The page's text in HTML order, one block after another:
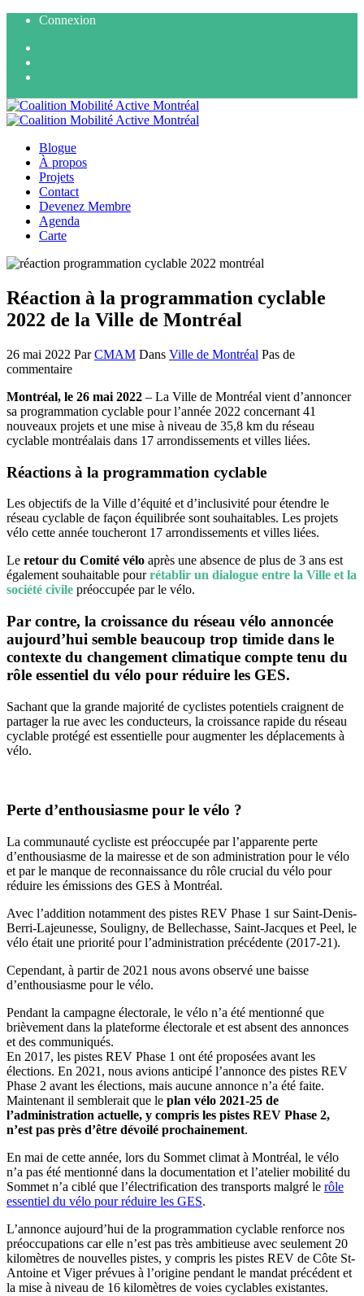
Connexion
Blogue
À propos
Projets
Contact
Devenez Membre
Agenda
Carte
Réaction à la programmation cyclable
2022 de la Ville de Montréal
26 mai 2022 ParCMAM Dans Ville de Montréal Pas de
commentaire
Montréal, le 26 mai 2022 – La Ville de Montréal vient d’annoncer
sa programmation cyclable pour l’année 2022 concernant 41
nouveaux projets et une mise à niveau de 35,8 km du réseau
cyclable montréalais dans 17 arrondissements et villes liées.
Réactions à la programmation cyclable
Les objectifs de la Ville d’équité et d’inclusivité pour étendre le
réseau cyclable de façon équilibrée sont souhaitables. Les projets
vélo cette année toucheront 17 arrondissements et villes liées.
Le retour du Comité vélo après une absence de plus de 3 ans est
également souhaitable pourrétablir un dialogue entre la Ville et la
société civile préoccupée par le vélo.
Par contre, la croissance du réseau vélo annoncée
aujourd’hui semble beaucoup trop timide dans le
contexte du changement climatique compte tenu du
rôle essentiel du vélo pour réduire les GES.
Sachant que la grande majorité de cyclistes potentiels craignent de
partager la rue avec les conducteurs, la croissance rapide du réseau
cyclable protégé est essentielle pour augmenter les déplacements à
vélo.
Perte d’enthousiasme pour le vélo ?
La communauté cycliste est préoccupée par l’apparente perte
d’enthousiasme de la mairesse et de son administration pour le vélo
et par le manque de reconnaissance du rôle crucial du vélo pour
réduire les émissions des GES à Montréal.
Avec l’addition notamment des pistes REV Phase 1 sur Saint-Denis-
Berri-Lajeunesse, Souligny, de Bellechasse, Saint-Jacques et Peel, le
vélo était une priorité pour l’administration précédente (2017-21).
Cependant, à partir de 2021 nous avons observé une baisse
d’enthousiasme pour le vélo.
Pendant la campagne électorale, le vélo n’a été mentionné que
brièvement dans la plateforme électorale et est absent des annonces
et des communiqués.
En 2017, les pistes REV Phase 1 ont été proposées avant les
élections. En 2021, nous avions anticipé l’annonce des pistes REV
Phase 2 avant les élections, mais aucune annonce n’a été faite.
Maintenant il semblerait que le plan vélo 2021-25 de
l’administration actuelle, y compris les pistes REV Phase 2,
n’est pas près d’être dévoilé prochainement.
En mai de cette année, lors du Sommet climat à Montréal, le vélo
n’a pas été mentionné dans la documentation et l’atelier mobilité du
Sommet n’a ciblé que l’électrification des transports malgré le rôle
essentiel du vélo pour réduire les GES.
L’annonce aujourd’hui de la programmation cyclable renforce nos
préoccupations car elle n’est pas très ambitieuse avec seulement 20
kilomètres de nouvelles pistes, y compris les pistes REV de Côte St-
Antoine et Viger prévues à l’origine pendant le mandat précédent et
la mise à niveau de 16 kilomètres de voies cyclables existantes.